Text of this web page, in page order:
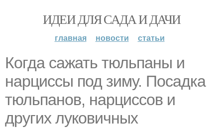
ИДЕИ ДЛЯ САДА И ДАЧИ
главная новости статьи
Когда сажать тюльпаны и
нарциссы под зиму. Посадка
тюльпанов, нарциссов и
других луковичных